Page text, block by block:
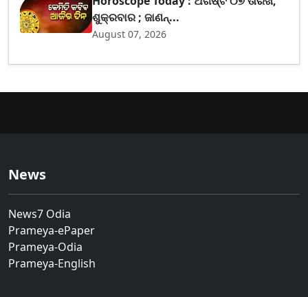
ଶୁକ୍ରବାର ; ଜାଣନ୍...
August 07, 2026
News
News7 Odia
Prameya-ePaper
Prameya-Odia
Prameya-English